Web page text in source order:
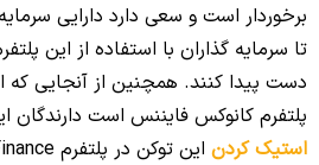
برخوردار است و سعی دارد دارایی
تا سرمایه‌ گذاران با استفاده از این
پلتفرم کانوکس فایننس است دارندگان
استیک کردن